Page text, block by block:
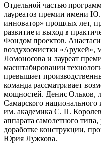
Отдельной частью
лауреатов премии имени
инноватор» прошлых лет,
развитие и выход в
Фондом проектов.
воздухоочистки
Ломоносова и лауреат
масштабировании
превышает
команда рассматривает
мощностей. Денис Ольков,
Самарского национального
им. академика С. П.
аппарата самолетного
доработке конструкции,
Юрия Лужкова.